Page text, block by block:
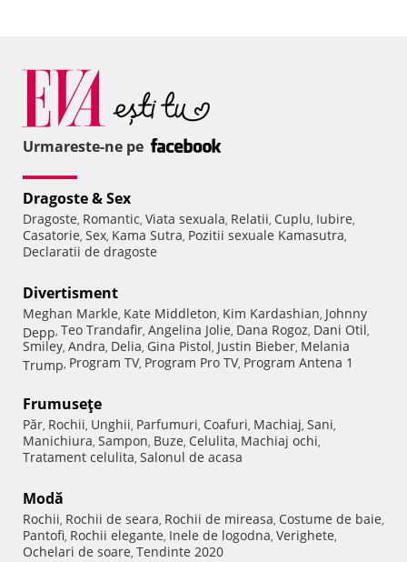
Urmareste-ne pe
Dragoste & Sex
Dragoste, Romantic, Viata sexuala, Relatii, Cuplu, Iubire,
Casatorie, Sex, Kama Sutra, Pozitii sexuale Kamasutra,
Declaratii de dragoste
Divertisment
Meghan Markle, Kate Middleton, Kim Kardashian, Johnny
Depp, Teo Trandafir, Angelina Jolie, Dana Rogoz, Dani Otil,
Smiley, Andra, Delia, Gina Pistol, Justin Bieber, Melania
Trump, Program TV, Program Pro TV, Program Antena 1
Frumuseţe
Păr, Rochii, Unghii, Parfumuri, Coafuri, Machiaj, Sani,
Manichiura, Sampon, Buze, Celulita, Machiaj ochi,
Tratament celulita, Salonul de acasa
Modă
Rochii, Rochii de seara, Rochii de mireasa, Costume de baie,
Pantofi, Rochii elegante, Inele de logodna, Verighete,
Ochelari de soare, Tendinte 2020